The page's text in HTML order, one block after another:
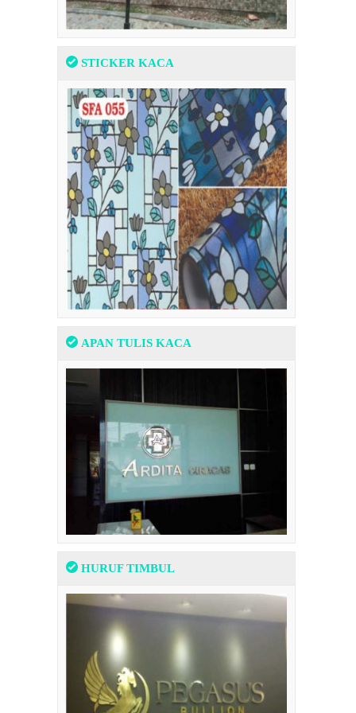
STICKER KACA
APAN TULIS KACA
HURUF TIMBUL